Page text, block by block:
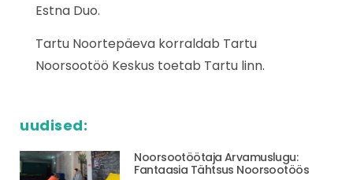
Estna Duo.
Tartu Noortepäeva korraldab Tartu
Noorsootöö Keskus toetab Tartu linn.
uudised:
Noorsootöötaja Arvamuslugu:
Fantaasia Tähtsus Noorsootöös